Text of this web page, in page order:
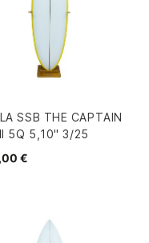
SSB THE CAPTAIN
5Q 5,10" 3/25
€